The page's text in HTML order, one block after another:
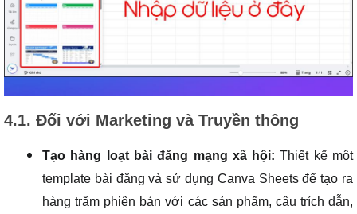
4.1. Đối với Marketing và Truyền thông
Tạo hàng loạt bài đăng mạng xã hội: Thiết kế một
template bài đăng và sử dụng Canva Sheets để tạo ra
hàng trăm phiên bản với các sản phẩm, câu trích dẫn,